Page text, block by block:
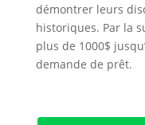
démontrer leurs
historiques. Par la
plus de 1000$
demande de prêt.